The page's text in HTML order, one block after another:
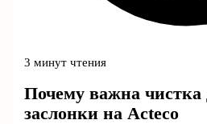
3 минут чтения
Почему важна чистка
заслонки на Acteco